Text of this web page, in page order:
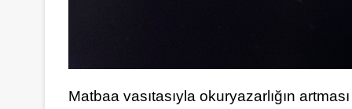
Matbaa vasıtasıyla okuryazarlığın